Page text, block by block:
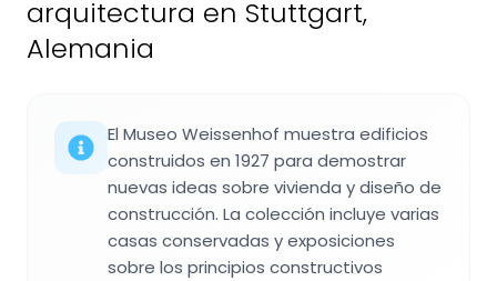
arquitectura en Stuttgart,
Alemania
El Museo Weissenhof muestra edificios
construidos en 1927 para demostrar
nuevas ideas sobre vivienda y diseño de
construcción. La colección incluye varias
casas conservadas y exposiciones
sobre los principios constructivos